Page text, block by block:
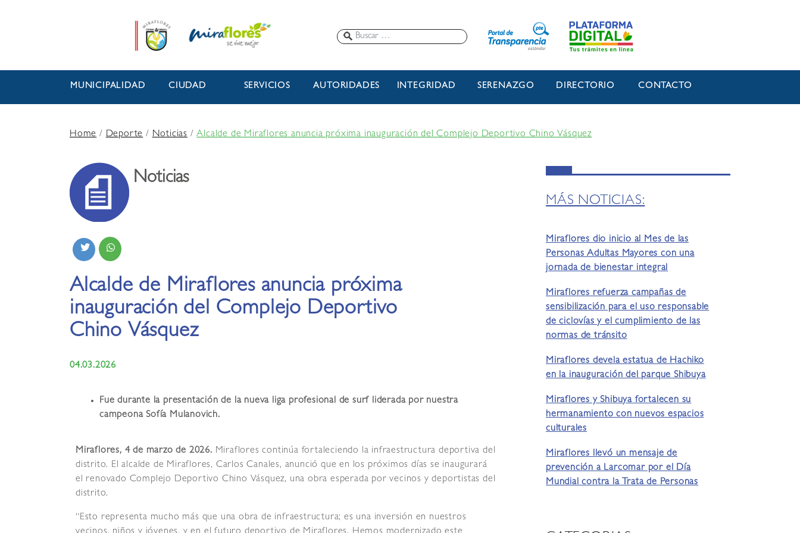
MUNICIPALIDAD CIUDAD SERVICIOS AUTORIDADES INTEGRIDAD SERENAZGO DIRECTORIO CONTACTO
Home/Deporte/Noticias /Alcalde de Miraflores anuncia próxima inauguración del Complejo Deportivo Chino Vásquez
Noticias
Alcalde de Miraflores anuncia próxima
inauguración del Complejo Deportivo
Chino Vásquez
04.03.2026
Fue durante la presentación de la nueva liga profesional de surf liderada por nuestra
campeona Sofía Mulanovich.
Miraflores, 4 de marzo de 2026. Miraflores continúa fortaleciendo la infraestructura deportiva del
distrito. El alcalde de Miraflores, Carlos Canales, anunció que en los próximos días se inaugurará
el renovado Complejo Deportivo Chino Vásquez, una obra esperada por vecinos y deportistas del
distrito.
“Esto representa mucho más que una obra de infraestructura; es una inversión en nuestros
MÁS NOTICIAS:
Miraflores dio inicio al Mes de las
Personas Adultas Mayores con una
jornada de bienestar integral
Miraflores refuerza campañas de
sensibilización para el uso responsable
de ciclovías y el cumplimiento de las
normas de tránsito
Miraflores devela estatua de Hachiko
en la inauguración del parque Shibuya
Miraflores y Shibuya fortalecen su
hermanamiento con nuevos espacios
culturales
Miraflores llevó un mensaje de
prevención a Larcomar por el Día
Mundial contra la Trata de Personas